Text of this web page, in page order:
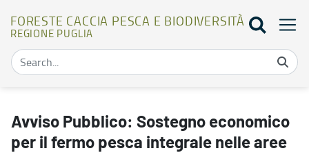
FORESTE CACCIA PESCA E BIODIVERSITÀ
REGIONE PUGLIA
Avviso Pubblico: Sostegno economico
per il fermo pesca integrale nelle aree